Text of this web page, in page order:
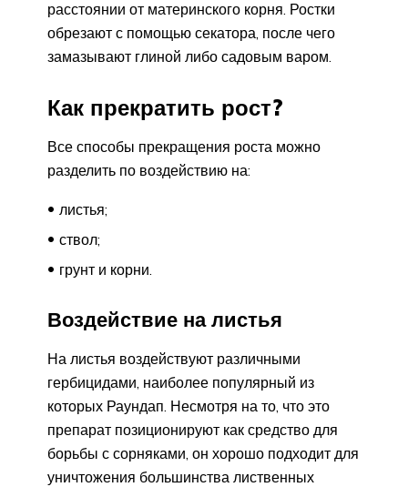
расстоянии от материнского корня. Ростки
обрезают с помощью секатора, после чего
замазывают глиной либо садовым варом.
Как прекратить рост?
Все способы прекращения роста можно
разделить по воздействию на:
листья;
ствол;
грунт и корни.
Воздействие на листья
На листья воздействуют различными
гербицидами, наиболее популярный из
которых Раундап. Несмотря на то, что это
препарат позиционируют как средство для
борьбы с сорняками, он хорошо подходит для
уничтожения большинства лиственных